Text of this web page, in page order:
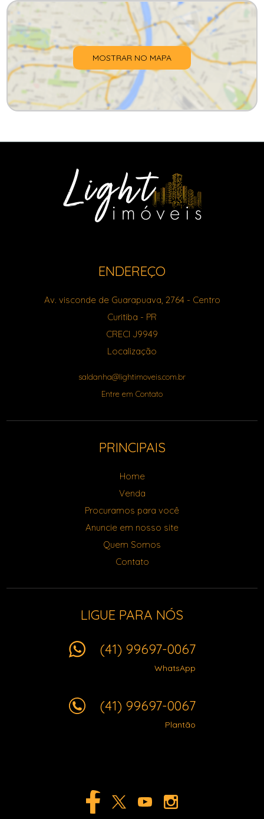
MOSTRAR NO MAPA
ENDEREÇO
Av. visconde de Guarapuava, 2764- Centro
Curitiba - PR
CRECI J9949
Localização
saldanha@lightimoveis.com.br
Entre em Contato
PRINCIPAIS
Home
Venda
Procuramos para você
Anuncie em nosso site
Quem Somos
Contato
LIGUE PARA NÓS
(41) 99697-0067
WhatsApp
(41) 99697-0067
Plantão